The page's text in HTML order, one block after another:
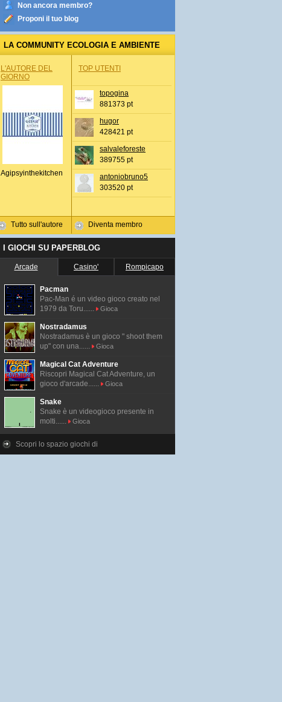
Non ancora membro?
Proponi il tuo blog
LA COMMUNITY ECOLOGIA E AMBIENTE
L'AUTORE DEL
GIORNO
Agipsyinthekitchen
Tutto sull'autore
TOP UTENTI
topogina
881373 pt
hugor
428421 pt
salvaleforeste
389755 pt
antoniobruno5
303520 pt
Diventa membro
I GIOCHI SU PAPERBLOG
Arcade Casino' Rompicapo
Pacman
Pac-Man é un video gioco creato nel
1979 da Toru......
Gioca
Nostradamus
Nostradamus è un gioco " shoot them
up" con una......
Gioca
Magical Cat Adventure
Riscopri Magical Cat Adventure, un
gioco d'arcade......
Gioca
Snake
Snake è un videogioco presente in
molti......
Gioca
Scopri lo spazio giochi di